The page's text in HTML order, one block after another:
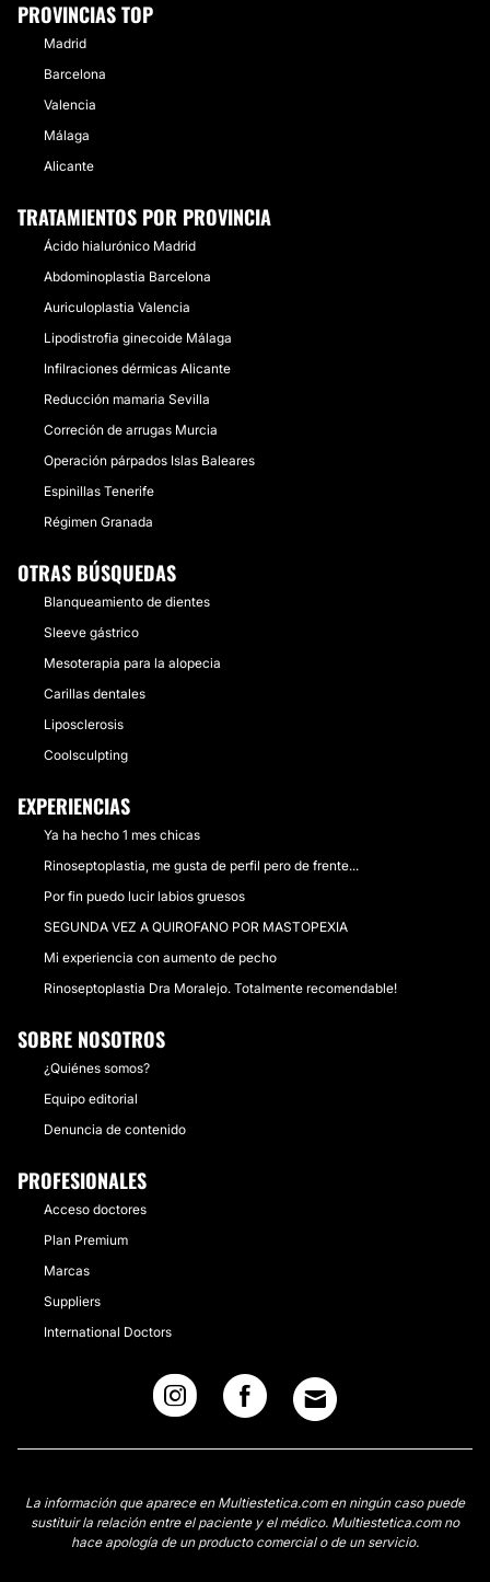
PROVINCIAS TOP
Madrid
Barcelona
Valencia
Málaga
Alicante
TRATAMIENTOS POR PROVINCIA
Ácido hialurónico Madrid
Abdominoplastia Barcelona
Auriculoplastia Valencia
Lipodistrofia ginecoide Málaga
Infilraciones dérmicas Alicante
Reducción mamaria Sevilla
Correción de arrugas Murcia
Operación párpados Islas Baleares
Espinillas Tenerife
Régimen Granada
OTRAS BÚSQUEDAS
Blanqueamiento de dientes
Sleeve gástrico
Mesoterapia para la alopecia
Carillas dentales
Liposclerosis
Coolsculpting
EXPERIENCIAS
Ya ha hecho 1 mes chicas
Rinoseptoplastia, me gusta de perfil pero de frente...
Por fin puedo lucir labios gruesos
SEGUNDA VEZ A QUIROFANO POR MASTOPEXIA
Mi experiencia con aumento de pecho
Rinoseptoplastia Dra Moralejo. Totalmente recomendable!
SOBRE NOSOTROS
¿Quiénes somos?
Equipo editorial
Denuncia de contenido
PROFESIONALES
Acceso doctores
Plan Premium
Marcas
Suppliers
International Doctors
La información que aparece en Multiestetica.com en ningún caso puede
sustituir la relación entre el paciente y el médico. Multiestetica.com no
hace apología de un producto comercial o de un servicio.